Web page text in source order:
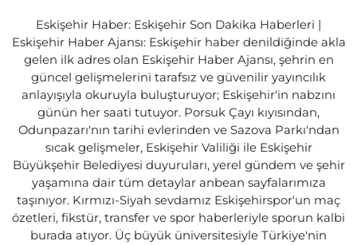
Eskişehir Haber: Eskişehir Son Dakika Haberleri |
Eskişehir Haber Ajansı: Eskişehir haber denildiğinde akla
gelen ilk adres olan Eskişehir Haber Ajansı, şehrin en
güncel gelişmelerini tarafsız ve güvenilir yayıncılık
anlayışıyla okuruyla buluşturuyor; Eskişehir'in nabzını
günün her saati tutuyor. Porsuk Çayı kıyısından,
Odunpazarı'nın tarihi evlerinden ve Sazova Parkı'ndan
sıcak gelişmeler, Eskişehir Valiliği ile Eskişehir
Büyükşehir Belediyesi duyuruları, yerel gündem ve şehir
yaşamına dair tüm detaylar anbean sayfalarımıza
taşınıyor. Kırmızı-Siyah sevdamız Eskişehirspor'un maç
özetleri, fikstür, transfer ve spor haberleriyle sporun kalbi
burada atıyor. Üç büyük üniversitesiyle Türkiye'nin